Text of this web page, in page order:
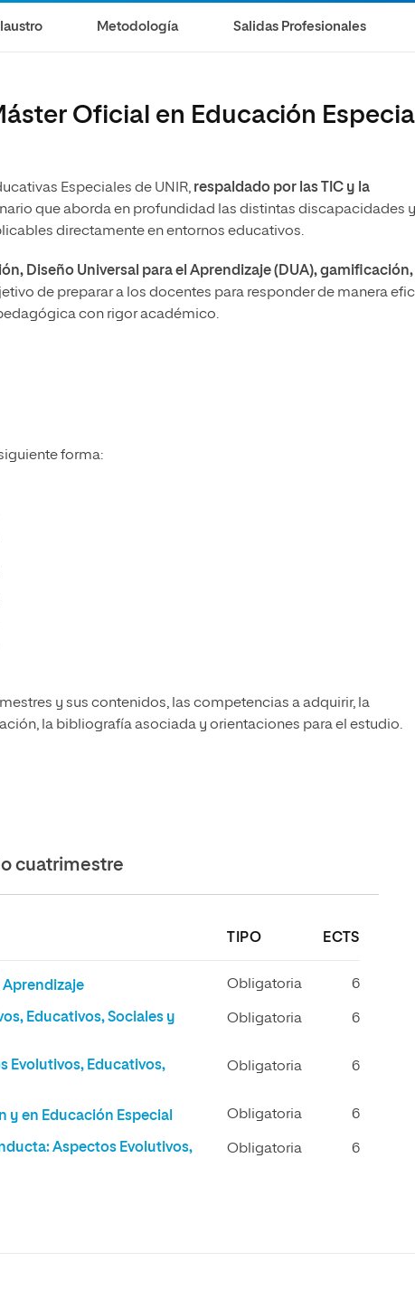
Metodología Salidas Profesionales
Oficial en Educación
Especiales de UNIR, respaldado por las TIC y la
que aborda en profundidad las distintas discapacidades y
directamente en entornos educativos.
Diseño Universal para el Aprendizaje (DUA), gamificación,
de preparar a los docentes para responder de manera
con rigor académico.
forma:
y sus contenidos, las competencias a adquirir, la
la bibliografía asociada y orientaciones para el estudio.
cuatrimestre
TIPO ECTS
Aprendizaje Obligatoria 6
Educativos, Sociales y
Obligatoria 6
Evolutivos, Educativos,
Obligatoria 6
y en Educación Especial Obligatoria 6
Aspectos Evolutivos,
Obligatoria 6